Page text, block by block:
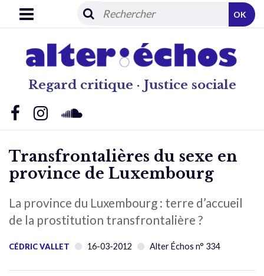
Regard critique · Justice sociale
OK
Transfrontalières du sexe en
province de Luxembourg
La province du Luxembourg : terre d’accueil
de la prostitution transfrontalière ?
CÉDRIC VALLET 16-03-2012 Alter Échos n° 334